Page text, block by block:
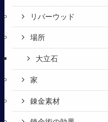
リバーウッド
場所
大立石
家
錬金素材